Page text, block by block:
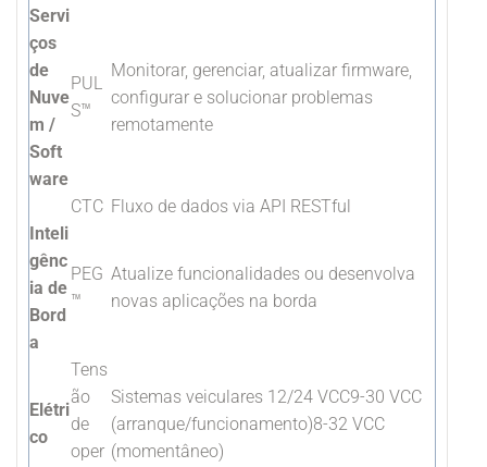
Servi
ços
de
Nuve
m /
Soft
ware
PUL
S™
Monitorar, gerenciar, atualizar firmware,
configurar e solucionar problemas
remotamente
CTC Fluxo de dados via API RESTful
Inteli
gênc
ia de
Bord
a
PEG
™
Atualize funcionalidades ou desenvolva
novas aplicações na borda
Elétri
co
Tens
ão
de
oper
Sistemas veiculares 12/24 VCC9-30 VCC
(arranque/funcionamento)8-32 VCC
(momentâneo)